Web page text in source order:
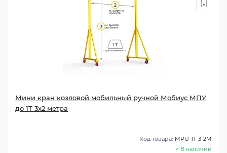
Мини кран козловой мобильный ручной Мобиус МПУ
до 1Т 3x2 метра
Код товара: MPU-1T-3-2M
В наличии